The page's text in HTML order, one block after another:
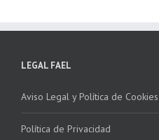
LEGAL FAEL
Aviso Legal y Política de Cookies
Política de Privacidad